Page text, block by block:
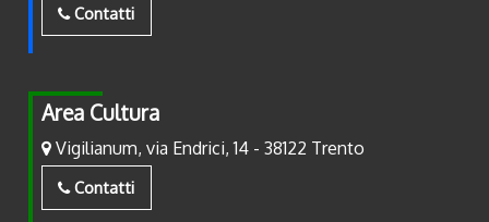
Contatti
Area Cultura
Vigilianum, via Endrici, 14 - 38122 Trento
Contatti